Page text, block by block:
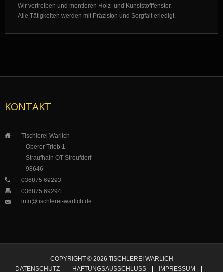
Wir vertreiben und montieren Holz- und Kunststofffenster.
Alle Tätigkeiten werden mit Präzision und Sorgfalt erledigt.
KONTAKT
Tischlerei Warlich
Oberer Trieb 1
Straufhain OT Streufdorf
98646
036875 69293
036875 69294
info@tischlerei-warlich.de
COPYRIGHT © 2026 TISCHLEREI WARLICH
DATENSCHUTZ
HAFTUNGSAUSSCHLUSS IMPRESSUM